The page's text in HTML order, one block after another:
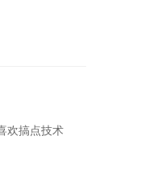
欢搞点技术